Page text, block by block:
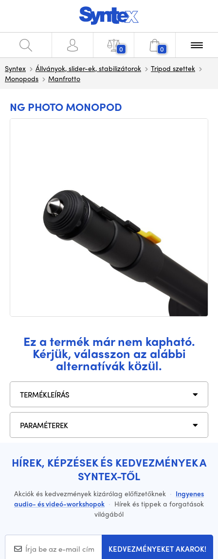
0 0
Syntex Állványok, slider-ek, stabilizátorok
Tripod szettek
Monopods
Manfrotto
NG PHOTO MONOPOD
Ez a termék már nem kapható.
Kérjük, válasszon az alábbi
alternatívák közül.
TERMÉKLEÍRÁS
PARAMÉTEREK
HÍREK, KÉPZÉSEK ÉS KEDVEZMÉNYEK A
SYNTEX-TŐL
Akciók és kedvezmények kizárólag előfizetőknek · Ingyenes
audio- és videó-workshopok · Hírek és tippek a forgatások
világából
KEDVEZMÉNYEKET AKAROK!